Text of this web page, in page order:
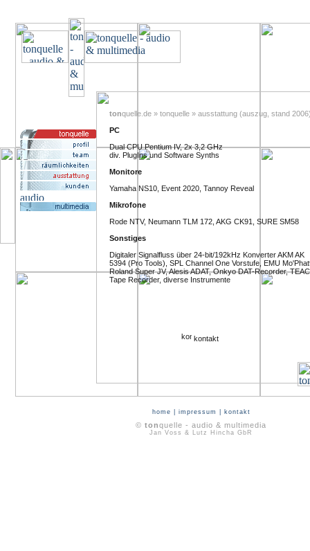
tonquelle.de » tonquelle » ausstattung (auszug, stand
PC
Dual CPU Pentium IV, 2x 3,2 GHz
div. PlugIns und Software Synths
Monitore
Yamaha NS10, Event 2020, Tannoy Reveal
Mikrofone
Rode NTV, Neumann TLM 172, AKG CK91, SURE SM58
Sonstiges
Digitaler Signalfluss über 24-bit/192kHz Konverter AKM AK
5394 (Pro Tools), SPL Channel One Vorstufe, EMU
Roland Super JV, Alesis ADAT, Onkyo DAT-Recorder, TEAC
Tape Recorder, diverse Instrumente
kontakt
home impressum kontakt
© tonquelle - audio & multimedia
Jan Voss & Lutz Hincha GbR